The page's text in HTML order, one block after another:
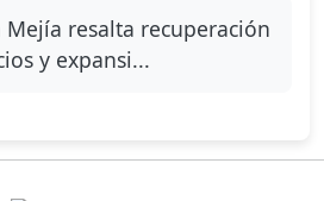
Mejía resalta recuperación
y expansi...